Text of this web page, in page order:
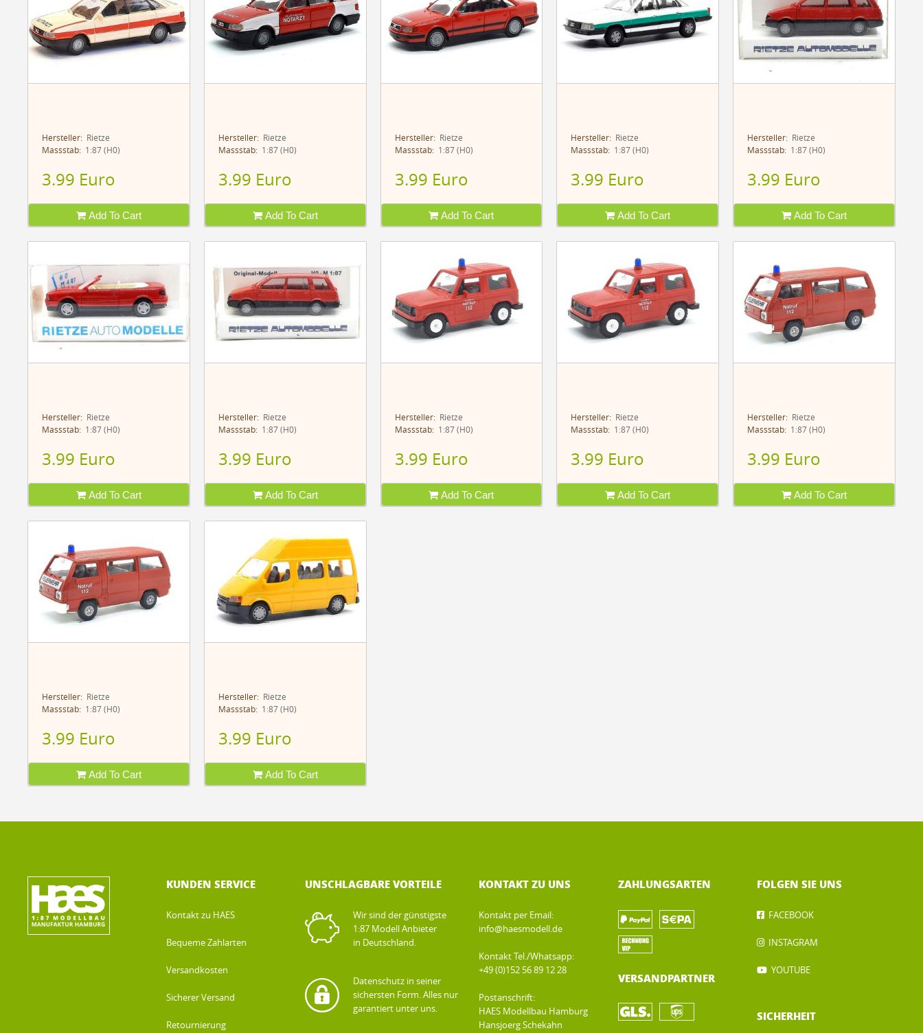
Hersteller: Rietze
Massstab: 1:87 (H0)
3.99 Euro
Add To Cart
Hersteller:Rietze
Massstab:1:87 (H0)
3.99 Euro
Add To Cart
Hersteller:Rietze
Massstab:1:87 (H0)
3.99 Euro
Add To Cart
Hersteller: Rietze
Massstab: 1:87 (H0)
3.99 Euro
Add To Cart
Hersteller: Rietze
Massstab: 1:87 (H0)
3.99 Euro
Add To Cart
Hersteller: Rietze
Massstab: 1:87 (H0)
3.99 Euro
Add To Cart
Hersteller:Rietze
Massstab:1:87 (H0)
3.99 Euro
Add To Cart
Hersteller:Rietze
Massstab:1:87 (H0)
3.99 Euro
Add To Cart
Hersteller: Rietze
Massstab: 1:87 (H0)
3.99 Euro
Add To Cart
Hersteller: Rietze
Massstab: 1:87 (H0)
3.99 Euro
Add To Cart
Hersteller: Rietze
Massstab: 1:87 (H0)
3.99 Euro
Add To Cart
Hersteller:Rietze
Massstab:1:87 (H0)
3.99 Euro
Add To Cart
KUNDEN SERVICE
Kontakt zu HAES
Bequeme Zahlarten
Versandkosten
Sicherer Versand
Retournierung
UNSCHLAGBARE VORTEILE
Wir sind der günstigste
1:87 Modell Anbieter
in Deutschland.
Datenschutz in seiner
sichersten Form. Alles nur
garantiert unter uns.
KONTAKT ZU UNS
Kontakt per Email:
info@haesmodell.de
Kontakt Tel./Whatsapp:
+49 (0)152 56 89 12 28
Postanschrift:
HAES Modellbau Hamburg
Hansjoerg Schekahn
ZAHLUNGSARTEN
VERSANDPARTNER
FOLGEN SIE UNS
FACEBOOK
INSTAGRAM
YOUTUBE
SICHERHEIT